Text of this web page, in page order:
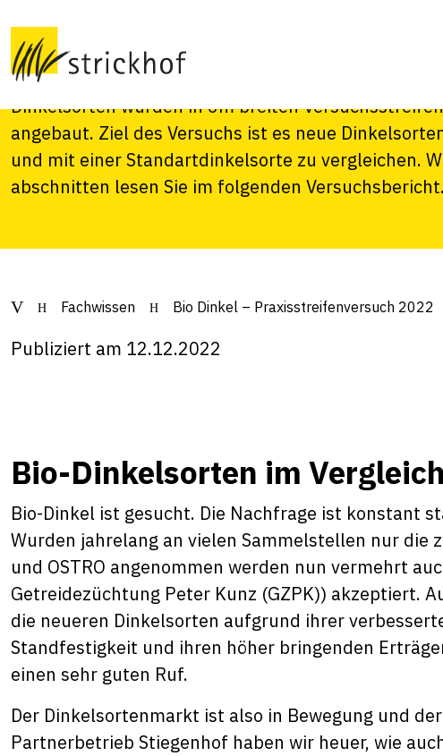
Im 2022 führten wir einen Praxisversuch mit
Dinkelsorten wurden in 6m breiten
angebaut. Ziel des Versuchs ist es neue
und mit einer Standartdinkelsorte zu vergleichen.
abschnitten lesen Sie im folgenden Versuchsbericht.
Fachwissen Bio Dinkel – Praxisstreifenversuch 2022
Publiziert am 12.12.2022
Bio-Dinkelsorten im Vergleich
Bio-Dinkel ist gesucht. Die Nachfrage ist konstant
Wurden jahrelang an vielen Sammelstellen nur die
und OSTRO angenommen werden nun vermehrt
Getreidezüchtung Peter Kunz (GZPK)) akzeptiert.
die neueren Dinkelsorten aufgrund ihrer
Standfestigkeit und ihren höher bringenden
einen sehr guten Ruf.
Der Dinkelsortenmarkt ist also in Bewegung und
Partnerbetrieb Stiegenhof haben wir heuer, wie